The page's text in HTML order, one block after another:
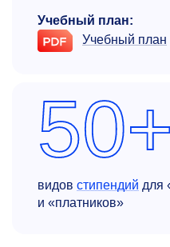
Учебный план:
Учебный план
50+
видов стипендий для
и «платников»